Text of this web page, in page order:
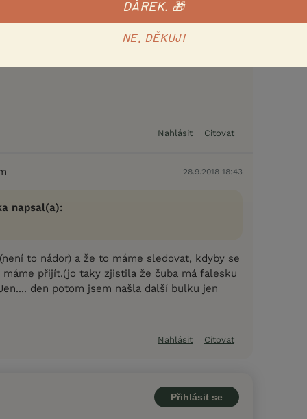
Nahlásit Citovat
28.9.2018 18:43
napsal(a):
to nádor) a že to máme sledovat, kdyby se
přijít.(jo taky zjistila že čuba má falesku
den potom jsem našla další bulku jen
Nahlásit Citovat
Přihlásit se
DÁREK. 🎁
NE, DĚKUJI